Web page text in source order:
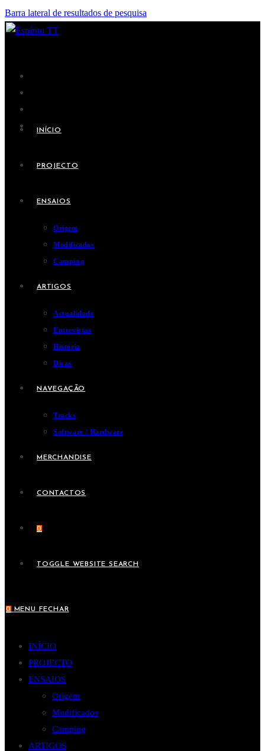
Barra lateral de resultados de pesquisa
INÍCIO
PROJECTO
ENSAIOS
Origem
Modificados
Camping
ARTIGOS
Actualidade
Entrevistas
História
Dicas
NAVEGAÇÃO
Tracks
Software / Hardware
MERCHANDISE
CONTACTOS
0
TOGGLE WEBSITE SEARCH
0 MENU FECHAR
INÍCIO
PROJECTO
ENSAIOS
Origem
Modificados
Camping
ARTIGOS